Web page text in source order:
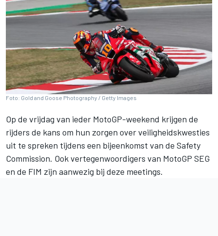
Foto: Gold and Goose Photography / Getty Images
Op de vrijdag van ieder MotoGP-weekend krijgen de
rijders de kans om hun zorgen over veiligheidskwesties
uit te spreken tijdens een bijeenkomst van de Safety
Commission. Ook vertegenwoordigers van MotoGP SEG
en de FIM zijn aanwezig bij deze meetings.